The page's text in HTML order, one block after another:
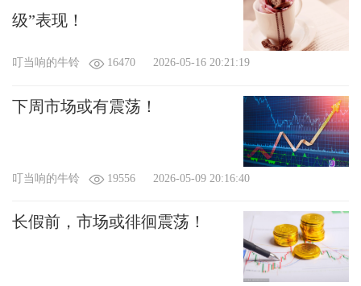
您将赠送 （朵）鲜花给：叮当响的牛铃
查看我的礼物
可用金币： 0个
级”表现！
叮当响的牛铃 16470 2026-05-16 20:21:19
下周市场或有震荡！
叮当响的牛铃 19556 2026-05-09 20:16:40
长假前，市场或徘徊震荡！